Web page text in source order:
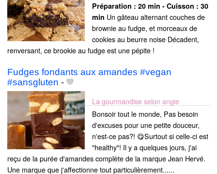
Préparation : 20 min - Cuisson : 30
min Un gâteau alternant couches de
brownie au fudge, et morceaux de
cookies au beurre noise Décadent,
renversant, ce brookie au fudge est une pépite !
Fudges fondants aux amandes #vegan
#sansgluten -
La gourmandise selon angie
Bonsoir tout le monde, Pas besoin
d'excuses pour une petite douceur,
n'est-ce pas?! 😋Surtout si celle-ci est
"healthy"! Il y a quelques jours, j'ai
reçu de la purée d'amandes complète de la marque Jean Hervé.
Une marque que j'affectionne tout particulièrement......